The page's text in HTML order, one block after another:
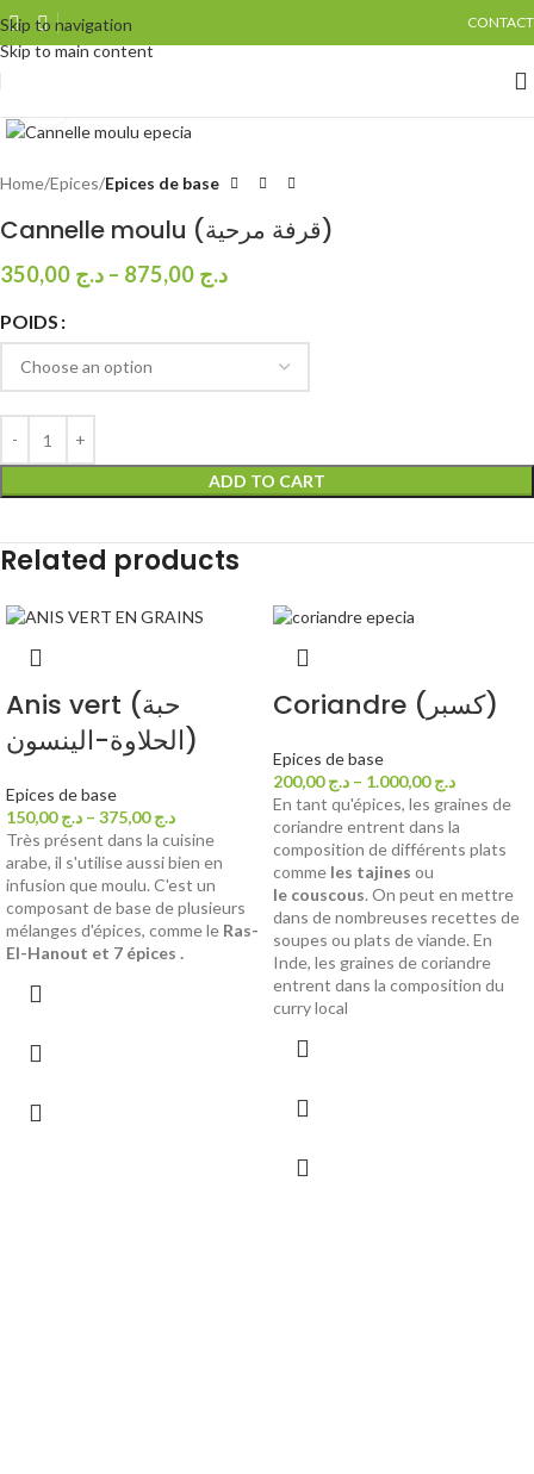
Skip to navigation
Skip to main content
CONTACT
Home Epices Epices de base
Cannelle moulu (قرفة مرحية)
د.ج – د.ج
POIDS
ADD TO CART
Related products
Anis vert (حبة
الحلاوة-الينسون)
Epices de base
د.ج150,00 – د.ج375,00
Très présent dans la cuisine
arabe, il s'utilise aussi bien en
infusion que moulu. C'est un
composant de base de plusieurs
mélanges d'épices, comme le Ras-
El-Hanout et 7 épices .
Coriandre (كسبر)
Epices de base
د.ج200,00 – د.ج1.000,00
En tant qu'épices, les graines de
coriandre entrent dans la
composition de différents plats
comme les tajines ou
le couscous. On peut en mettre
dans de nombreuses recettes de
soupes ou plats de viande. En
Inde, les graines de coriandre
entrent dans la composition du
curry local